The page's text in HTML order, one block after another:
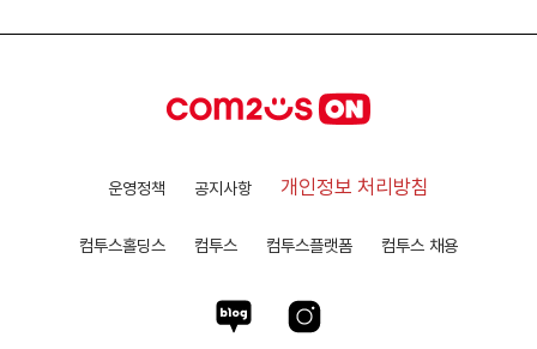
운영정책 공지사항 개인정보 처리방침
컴투스홀딩스 컴투스 컴투스플랫폼 컴투스 채용